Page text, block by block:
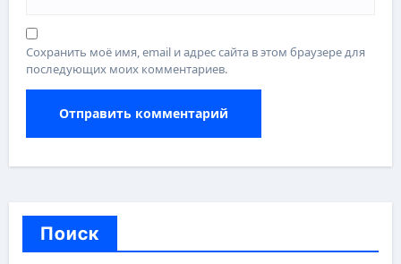
Сохранить моё имя, email и адрес сайта в этом браузере для
последующих моих комментариев.
Поиск